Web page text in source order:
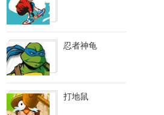
忍者神龟
打地鼠